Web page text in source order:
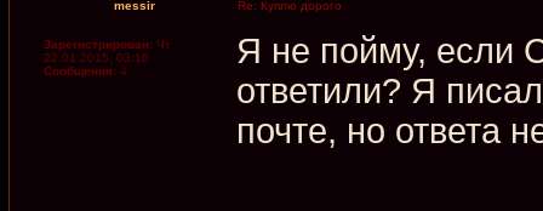
messir Re: Куплю дорого
Зарегистрирован: Чт
22.01.2015, 03:16
Сообщения: 4
Я не пойму, если
ответили? Я
почте, но ответа